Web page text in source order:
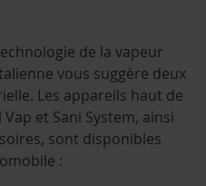
de la vapeur
vous suggère deux
Les appareils haut de
et Sani System, ainsi
sont disponibles
: